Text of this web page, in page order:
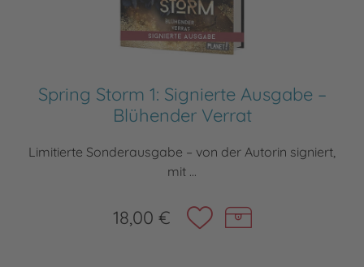
Spring Storm 1: Signierte Ausgabe –
Blühender Verrat
Limitierte Sonderausgabe – von der Autorin signiert,
mit ...
18,00 €